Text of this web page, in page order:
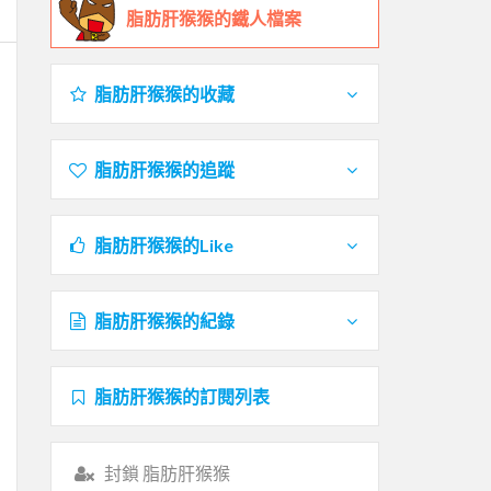
脂肪肝猴猴的鐵人檔案
脂肪肝猴猴的收藏
脂肪肝猴猴的追蹤
脂肪肝猴猴的Like
脂肪肝猴猴的紀錄
脂肪肝猴猴的訂閱列表
封鎖 脂肪肝猴猴